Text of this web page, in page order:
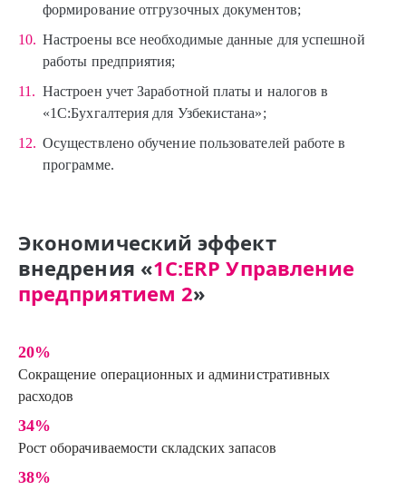
формирование отгрузочных документов;
Настроены все необходимые данные для успешной
работы предприятия;
Настроен учет Заработной платы и налогов в
«1С:Бухгалтерия для Узбекистана»;
Осуществлено обучение пользователей работе в
программе.
Экономический эффект
внедрения «1С:ERP Управление
предприятием 2»
20%
Сокращение операционных и административных
расходов
34%
Рост оборачи­ва­емос­ти склад­ских запасов
38%